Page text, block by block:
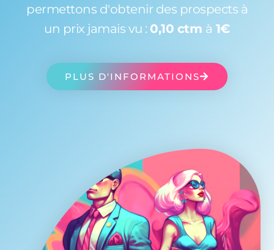
permettons d'obtenir des prospects à
un prix jamais vu : 0,10 ctm à 1€
PLUS D'INFORMATIONS